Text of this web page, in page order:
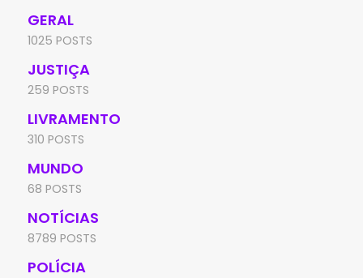
GERAL
1025 POSTS
JUSTIÇA
259 POSTS
LIVRAMENTO
310 POSTS
MUNDO
68 POSTS
NOTÍCIAS
8789 POSTS
POLÍCIA